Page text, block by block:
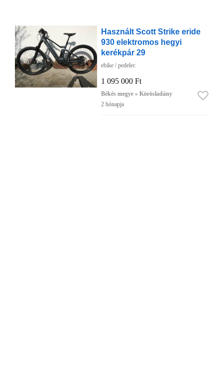
Használt Scott Strike eride
930 elektromos hegyi
kerékpár 29
ebike / pedelec
1 095 000 Ft
Békés megye » Körösladány
2 hónapja